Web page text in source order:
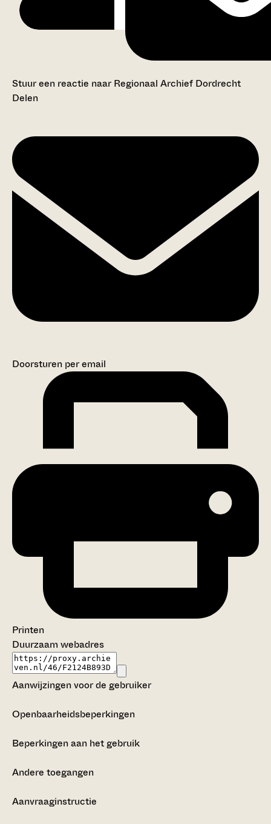
Stuur een reactie naar Regionaal Archief Dordrecht
Delen
Doorsturen per email
Printen
Duurzaam webadres
Aanwijzingen voor de gebruiker
Openbaarheidsbeperkingen
Beperkingen aan het gebruik
Andere toegangen
Aanvraaginstructie